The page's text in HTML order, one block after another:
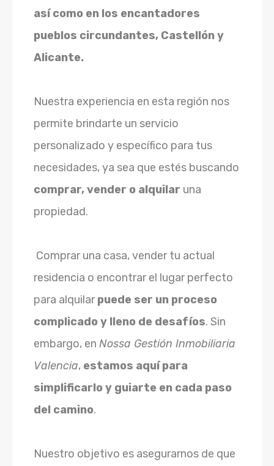
así como en los encantadores
pueblos circundantes, Castellón y
Alicante.
Nuestra experiencia en esta región nos
permite brindarte un servicio
personalizado y específico para tus
necesidades, ya sea que estés buscando
comprar, vender o alquilar una
propiedad.
Comprar una casa, vender tu actual
residencia o encontrar el lugar perfecto
para alquilarpuede ser un proceso
complicado y lleno de desafíos. Sin
embargo, en Nossa Gestión Inmobiliaria
Valencia, estamos aquí para
simplificarlo y guiarte en cada paso
del camino.
Nuestro objetivo es asegurarnos de que